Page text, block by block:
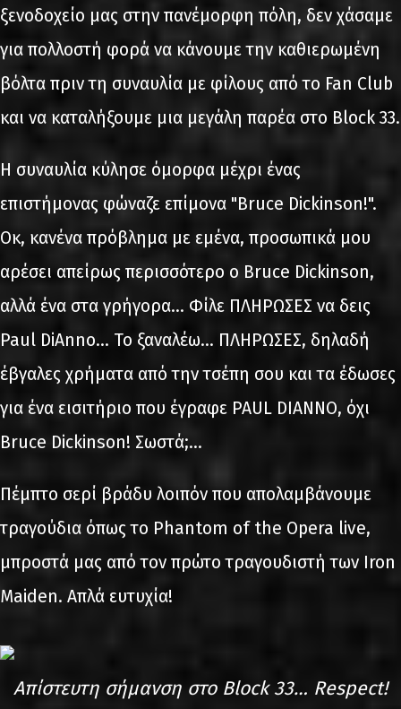
ξενοδοχείο μας στην πανέμορφη πόλη, δεν χάσαμε
για πολλοστή φορά να κάνουμε την καθιερωμένη
βόλτα πριν τη συναυλία με φίλους από το Fan Club
και να καταλήξουμε μια μεγάλη παρέα στο Block 33.
Η συναυλία κύλησε όμορφα μέχρι ένας
επιστήμονας φώναζε επίμονα "Bruce Dickinson!".
Οκ, κανένα πρόβλημα με εμένα, προσωπικά μου
αρέσει απείρως περισσότερο ο Bruce Dickinson,
αλλά ένα στα γρήγορα... Φίλε ΠΛΗΡΩΣΕΣ να δεις
Paul DiAnno... Το ξαναλέω... ΠΛΗΡΩΣΕΣ, δηλαδή
έβγαλες χρήματα από την τσέπη σου και τα έδωσες
για ένα εισιτήριο που έγραφε PAUL DIANNO, όχι
Bruce Dickinson! Σωστά;...
Πέμπτο σερί βράδυ λοιπόν που απολαμβάνουμε
τραγούδια όπως το Phantom of the Opera live,
μπροστά μας από τον πρώτο τραγουδιστή των Iron
Maiden. Απλά ευτυχία!
Απίστευτη σήμανση στο Block 33… Respect!